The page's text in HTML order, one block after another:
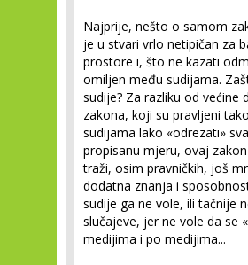
Najprije, nešto o samom
je u stvari vrlo netipičan za
prostore i, što ne kazati
omiljen među sudijama.
sudije? Za razliku od većine
zakona, koji su pravljeni
sudijama lako «odrezati»
propisanu mjeru, ovaj
traži, osim pravničkih, još
dodatna znanja i
sudije ga ne vole, ili tačnije
slučajeve, jer ne vole da se
medijima i po medijima...